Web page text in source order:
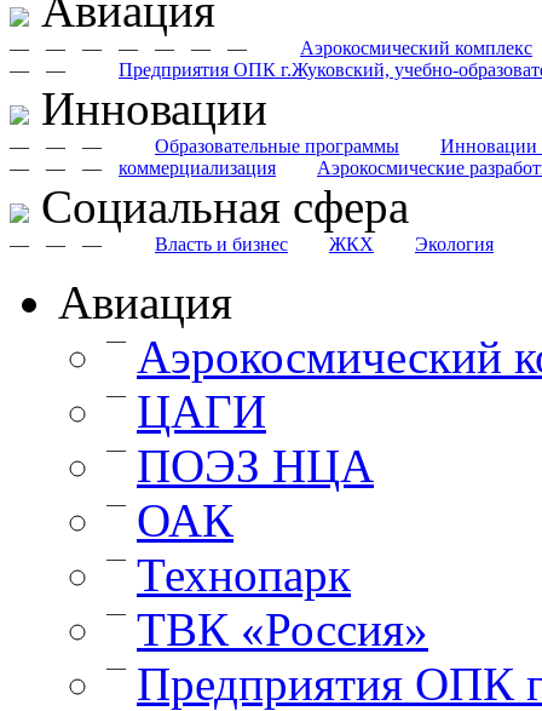
— Аэрокосмический комплекс
— — — — —
—
Предприятия ОПК г.Жуковский, учебно-
— —
Инновации
— Образовательные программы
— Инновации
—
коммерциализация
— Аэрокосмические
— —
Cоциальная сфера
— Власть и бизнес
— ЖКХ
— Экология
Авиация
— Аэрокосмический
— ЦАГИ
— ПОЭЗ НЦА
— ОАК
— Технопарк
— ТВК «Россия»
— Предприятия ОПК